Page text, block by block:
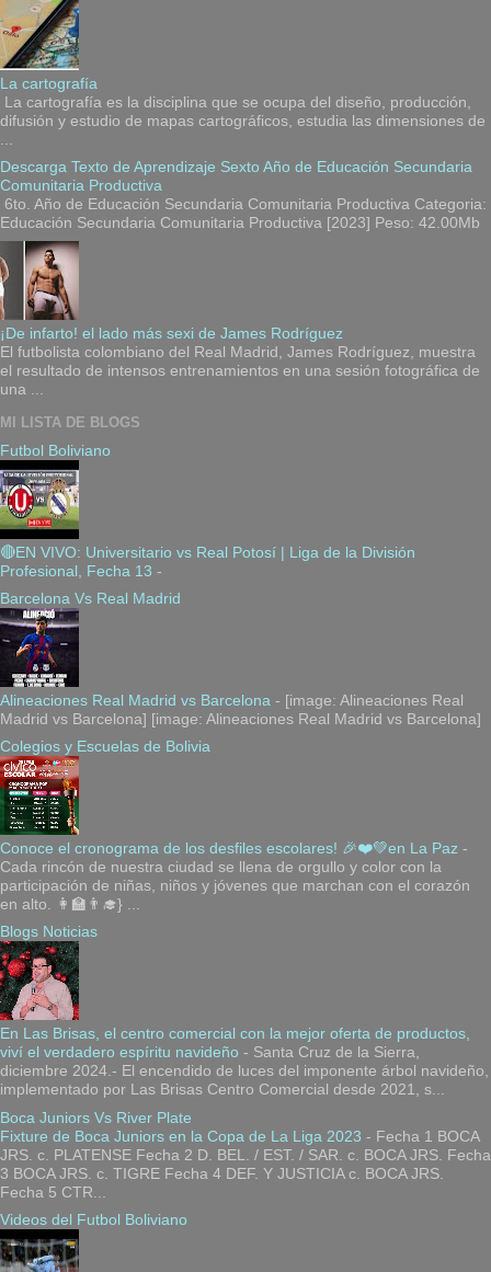
La cartografía
La cartografía es la disciplina que se ocupa del diseño, producción,
difusión y estudio de mapas cartográficos, estudia las dimensiones de
Descarga Texto de Aprendizaje Sexto Año de Educación Secundaria
Comunitaria Productiva
6to. Año de Educación Secundaria Comunitaria Productiva Categoria:
Educación Secundaria Comunitaria Productiva [2023] Peso: 42.00Mb
¡De infarto! el lado más sexi de James Rodríguez
El futbolista colombiano del Real Madrid, James Rodríguez, muestra
el resultado de intensos entrenamientos en una sesión fotográfica de
una ...
MI LISTA DE BLOGS
Futbol Boliviano
🔴EN VIVO: Universitario vs Real Potosí | Liga de la División
Profesional, Fecha 13 -
Barcelona Vs Real Madrid
Alineaciones Real Madrid vs Barcelona - [image: Alineaciones Real
Madrid vs Barcelona] [image: Alineaciones Real Madrid vs Barcelona]
Colegios y Escuelas de Bolivia
Conoce el cronograma de los desfiles escolares! 🎉❤️💚en La Paz -
Cada rincón de nuestra ciudad se llena de orgullo y color con la
participación de niñas, niños y jóvenes que marchan con el corazón
en alto. 👩‍🏫👨‍🎓} ...
Blogs Noticias
En Las Brisas, el centro comercial con la mejor oferta de productos,
viví el verdadero espíritu navideño - Santa Cruz de la Sierra,
diciembre 2024.- El encendido de luces del imponente árbol navideño,
implementado por Las Brisas Centro Comercial desde 2021, s...
Boca Juniors Vs River Plate
Fixture de Boca Juniors en la Copa de La Liga 2023 - Fecha 1 BOCA
JRS. c. PLATENSE Fecha 2 D. BEL. / EST. / SAR. c. BOCA JRS. Fecha
3 BOCA JRS. c. TIGRE Fecha 4 DEF. Y JUSTICIA c. BOCA JRS.
Fecha 5 CTR...
Videos del Futbol Boliviano